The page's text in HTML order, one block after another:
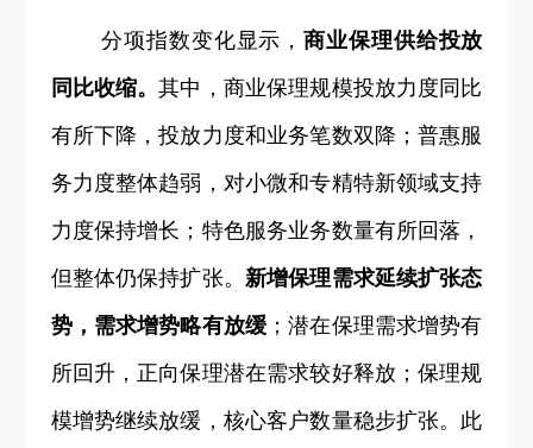
分项指数变化显示，商业保理供给投放
同比收缩。其中，商业保理规模投放力度同比
有所下降，投放力度和业务笔数双降；普惠服
务力度整体趋弱，对小微和专精特新领域支持
力度保持增长；特色服务业务数量有所回落，
但整体仍保持扩张。 新增保理需求延续扩张态
势，需求增势略有放缓 ；潜在保理需求增势有
所回升，正向保理潜在需求较好释放；保理规
模增势继续放缓，核心客户数量稳步扩张。此